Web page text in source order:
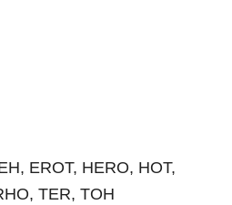
EROT, HERO, HOT,
TER, TOH